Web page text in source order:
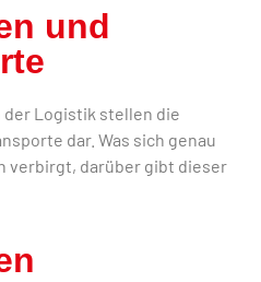
und
der Logistik stellen die
dar. Was sich genau
verbirgt, darüber gibt dieser